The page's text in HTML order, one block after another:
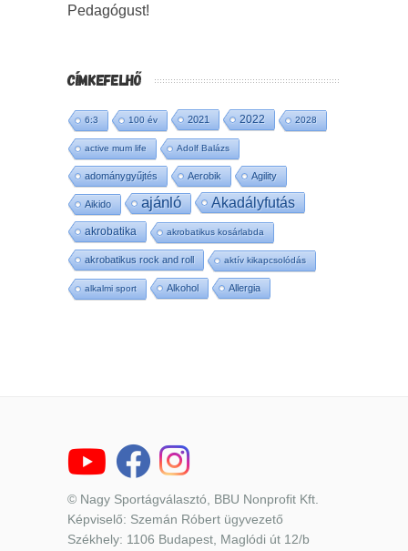
Pedagógust!
CÍMKEFELHŐ
6:3 100 év 2021 2022 2028
active mum life Adolf Balázs
adománygyűjtés Aerobik Agility
Aikido ajánló Akadályfutás
akrobatika akrobatikus kosárlabda
akrobatikus rock and roll aktív kikapcsolódás
alkalmi sport Alkohol Allergia
© Nagy Sportágválasztó, BBU Nonprofit Kft.
Képviselő: Szemán Róbert ügyvezető
Székhely: 1106 Budapest, Maglódi út 12/b